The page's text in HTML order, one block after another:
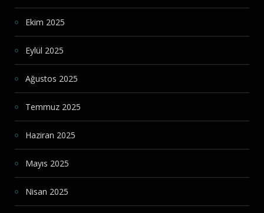
Ekim 2025
Eylül 2025
Ağustos 2025
Temmuz 2025
Haziran 2025
Mayıs 2025
Nisan 2025